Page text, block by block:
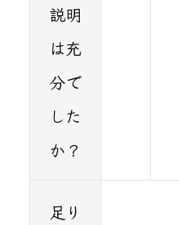
説明
は充
分で
した
か？
足り